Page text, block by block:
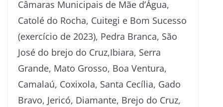
Câmaras Municipais de Mãe d’Água,
Catolé do Rocha, Cuitegi e Bom Sucesso
(exercício de 2023), Pedra Branca, São
José do brejo do Cruz,Ibiara, Serra
Grande, Mato Grosso, Boa Ventura,
Camalaú, Coxixola, Santa Cecília, Gado
Bravo, Jericó, Diamante, Brejo do Cruz,